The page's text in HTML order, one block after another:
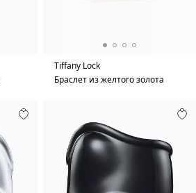
Tiffany Lock
Браслет из желтого золота